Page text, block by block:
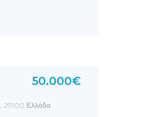
50.000€
Ελλάδα